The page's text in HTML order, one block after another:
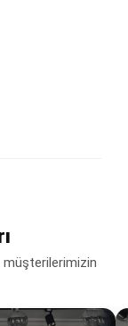
müşterilerimizin